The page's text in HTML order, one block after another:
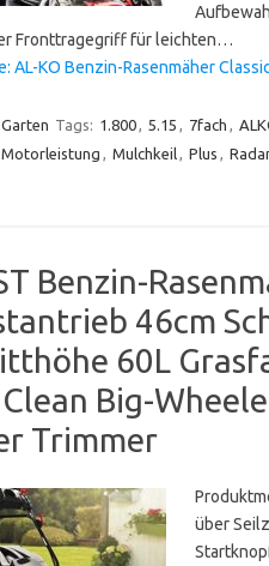
Fronttragegriff für leichten…
AL-KO Benzin-Rasenmäher
Garten Tags: 1.800, 5.15 , 7fach ,
Motorleistung , Mulchkeil, Plus ,
Benzin-
46cm
60L
Clean Big-
Trimmer
über